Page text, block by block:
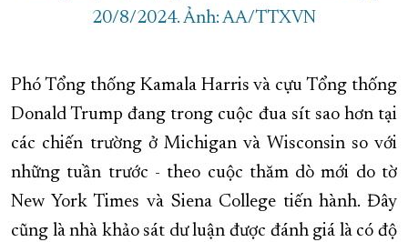
20/8/2024. Ảnh: AA/TTXVN
Phó Tổng thống Kamala Harris và cựu Tổng thống
Donald Trump đang trong cuộc đua sít sao hơn tại
các chiến trường ở Michigan và Wisconsin so với
những tuần trước - theo cuộc thăm dò mới do tờ
New York Times và Siena College tiến hành. Đây
cũng là nhà khảo sát dư luận được đánh giá là có độ